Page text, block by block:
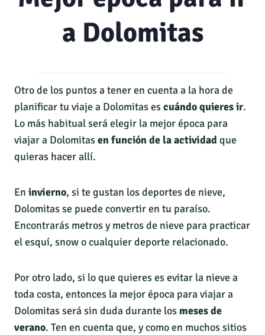
a Dolomitas
Otro de los puntos a tener en cuenta a la hora de
planificar tu viaje a Dolomitas escuándo quieres ir.
Lo más habitual será elegir la mejor época para
viajar a Dolomitasen función de la actividad que
quieras hacer allí.
En invierno, si te gustan los deportes de nieve,
Dolomitas se puede convertir en tu paraíso.
Encontrarás metros y metros de nieve para practicar
el esquí, snow o cualquier deporte relacionado.
Por otro lado, si lo que quieres es evitar la nieve a
toda costa, entonces la mejor época para viajar a
Dolomitas será sin duda durante los meses de
verano. Ten en cuenta que, y como en muchos sitios